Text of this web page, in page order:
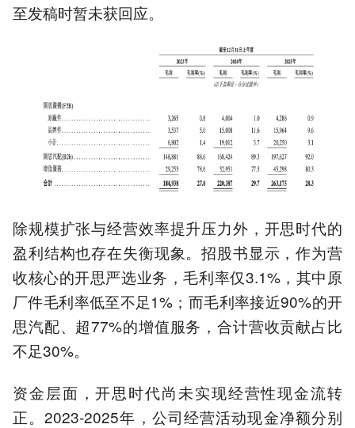
至发稿时暂未获回应。
除规模扩张与经营效率提升压力外，开思时代的
盈利结构也存在失衡现象。招股书显示，作为营
收核心的开思严选业务，毛利率仅3.1%，其中原
厂件毛利率低至不足1%；而毛利率接近90%的开
思汽配、超77%的增值服务，合计营收贡献占比
不足30%。
资金层面，开思时代尚未实现经营性现金流转
正。2023-2025年，公司经营活动现金净额分别